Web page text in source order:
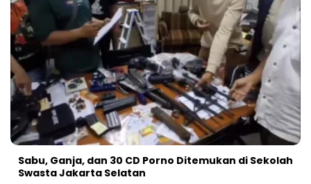
Sabu, Ganja, dan 30 CD Porno Ditemukan di Sekolah
Swasta Jakarta Selatan